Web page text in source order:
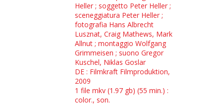
Heller ; soggetto Peter Heller ;
sceneggiatura Peter Heller ;
fotografia Hans Albrecht
Lusznat, Craig Mathews, Mark
Allnut ; montaggio Wolfgang
Grimmeisen ; suono Gregor
Kuschel, Niklas Goslar
DE : Filmkraft Filmproduktion,
2009
1 file mkv (1.97 gb) (55 min.) :
color., son.